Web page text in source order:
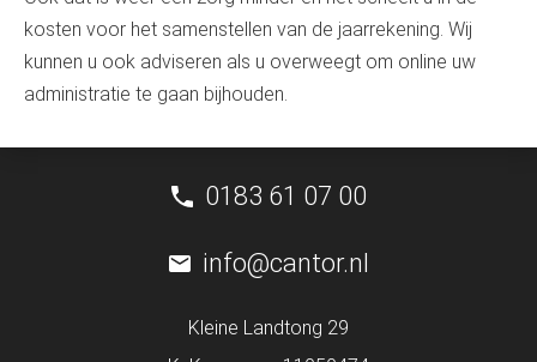
kosten voor het samenstellen van de jaarrekening. Wij
kunnen u ook adviseren als u overweegt om online uw
administratie te gaan bijhouden.
0183 61 07 00
info@cantor.nl
Kleine Landtong 29